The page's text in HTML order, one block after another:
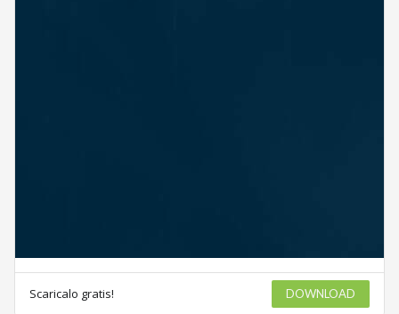
Scaricalo gratis! DOWNLOAD